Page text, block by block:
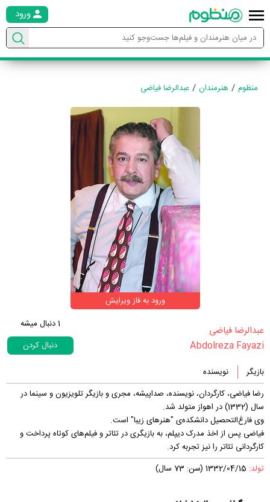
ورود
منظوم هنرمندان عبدالرضا فیاضی
ورود به فاز ویرایش
‏عبدالرضا فیاضی‏
Abdolreza Fayazi
1دنبال میشه
دنبال کردن
بازیگر
نویسنده
رضا فیاضی، کارگردان، نویسنده، صداپیشه، مجری و بازیگر تلویزیون و سینما در
سال (1332) در اهواز متولد شد.
وی فارغ‌التحصیل دانشکده‌ی "هنرهای زیبا" است.
فیاضی پس از اخذ مدرک دیپلم، به بازیگری در تئاتر و فیلم‌های کوتاه پرداخت و
کارگردانی تئاتر را نیز تجربه کرد.
تولد: